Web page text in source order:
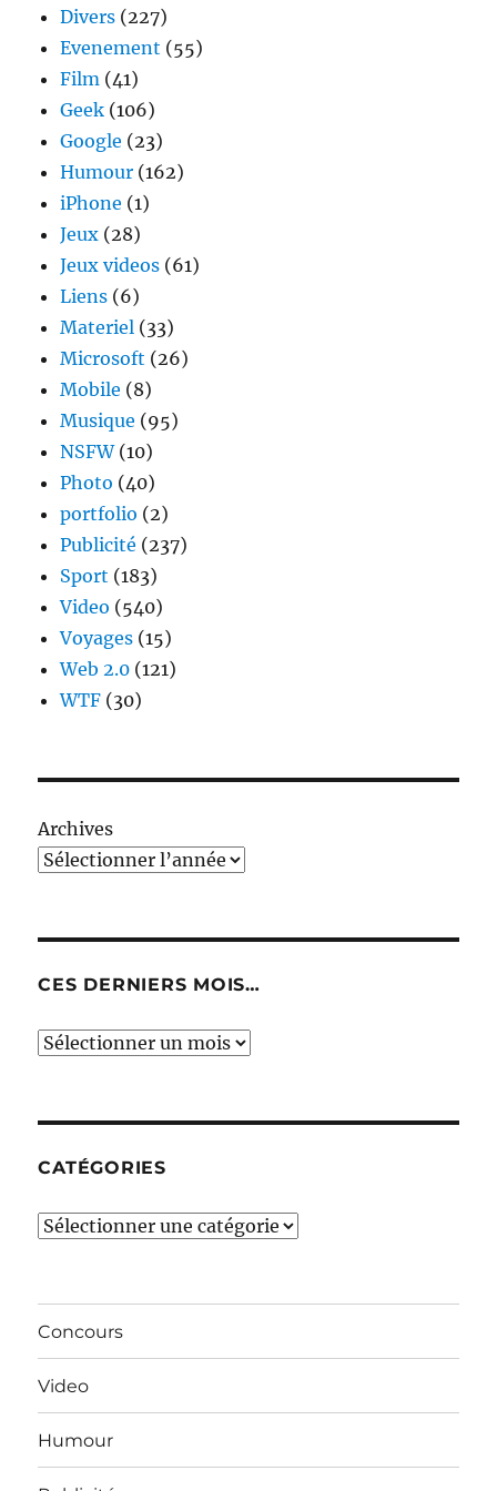
Divers (227)
Evenement (55)
Film (41)
Geek (106)
Google (23)
Humour (162)
iPhone (1)
Jeux (28)
Jeux videos (61)
Liens (6)
Materiel (33)
Microsoft (26)
Mobile (8)
Musique (95)
NSFW(10)
Photo (40)
portfolio (2)
Publicité (237)
Sport (183)
Video (540)
Voyages (15)
Web 2.0 (121)
WTF (30)
Archives
CES DERNIERS MOIS…
Ces
CATÉGORIES
Catégories
Concours
Video
Humour